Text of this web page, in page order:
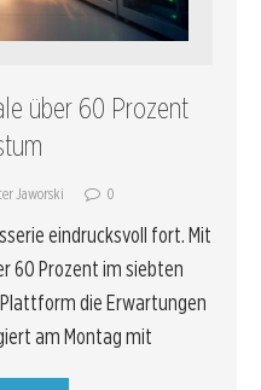
über 60 Prozent
Jaworski 0
eindrucksvoll fort. Mit
60 Prozent im siebten
die Erwartungen
am Montag mit